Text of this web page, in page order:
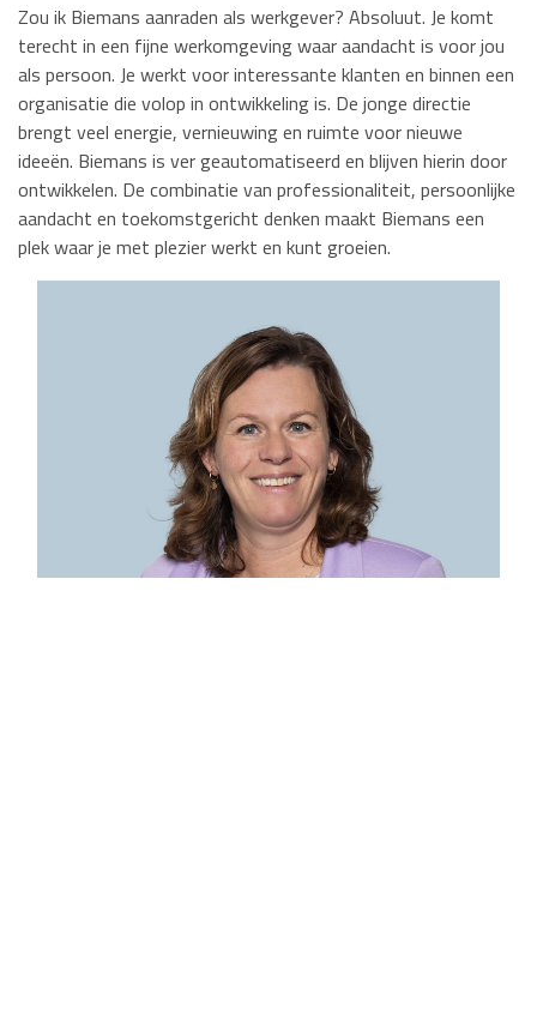
Zou ik Biemans aanraden als werkgever? Absoluut. Je komt
terecht in een fijne werkomgeving waar aandacht is voor jou
als persoon. Je werkt voor interessante klanten en binnen een
organisatie die volop in ontwikkeling is. De jonge directie
brengt veel energie, vernieuwing en ruimte voor nieuwe
ideeën. Biemans is ver geautomatiseerd en blijven hierin door
ontwikkelen. De combinatie van professionaliteit, persoonlijke
aandacht en toekomstgericht denken maakt Biemans een
plek waar je met plezier werkt en kunt groeien.